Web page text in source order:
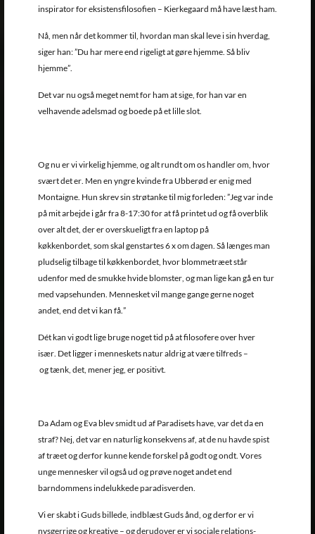
inspirator for eksistensfilosofien – Kierkegaard må have læst ham.
Nå, men når det kommer til, hvordan man skal leve i sin hverdag,
siger han: ”Du har mere end rigeligt at gøre hjemme. Så bliv
hjemme”.
Det var nu også meget nemt for ham at sige, for han var en
velhavende adelsmad og boede på et lille slot.
Og nu er vi virkelig hjemme, og alt rundt om os handler om, hvor
svært det er. Men en yngre kvinde fra Ubberød er enig med
Montaigne. Hun skrev sin strøtanke til mig forleden: ”Jeg var inde
på mit arbejde i går fra 8-17:30 for at få printet ud og få overblik
over alt det, der er overskueligt fra en laptop på
køkkenbordet, som skal genstartes 6 x om dagen. Så længes man
pludselig tilbage til køkkenbordet, hvor blommetræet står
udenfor med de smukke hvide blomster, og man lige kan gå en tur
med vapsehunden. Mennesket vil mange gange gerne noget
andet, end det vi kan få.”
Dét kan vi godt lige bruge noget tid på at filosofere over hver
især. Det ligger i menneskets natur aldrig at være tilfreds –
og tænk, det, mener jeg, er positivt.
Da Adam og Eva blev smidt ud af Paradisets have, var det da en
straf? Nej, det var en naturlig konsekvens af, at de nu havde spist
af træet og derfor kunne kende forskel på godt og ondt. Vores
unge mennesker vil også ud og prøve noget andet end
barndommens indelukkede paradisverden.
Vi er skabt i Guds billede, indblæst Guds ånd, og derfor er vi
nysgerrige og kreative – og derudover er vi sociale relations-